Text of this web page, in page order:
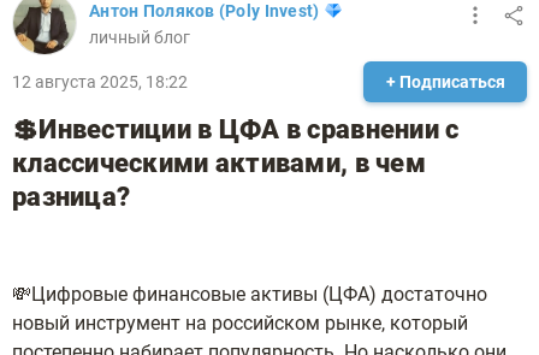
Антон Поляков (Poly Invest)
личный блог
12 августа 2025, 18:22 + Подписаться
💲Инвестиции в ЦФА в сравнении с
классическими активами, в чем
разница?
💸Цифровые финансовые активы (ЦФА) достаточно
новый инструмент на российском рынке, который